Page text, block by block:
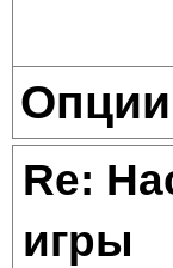
Re:
игры